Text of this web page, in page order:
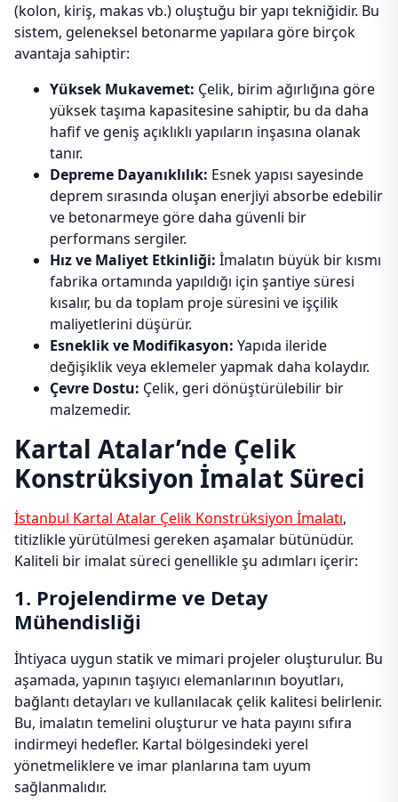
(kolon, kiriş, makas vb.) oluştuğu bir yapı tekniğidir. Bu
sistem, geleneksel betonarme yapılara göre birçok
avantaja sahiptir:
Yüksek Mukavemet: Çelik, birim ağırlığına göre
yüksek taşıma kapasitesine sahiptir, bu da daha
hafif ve geniş açıklıklı yapıların inşasına olanak
tanır.
Depreme Dayanıklılık: Esnek yapısı sayesinde
deprem sırasında oluşan enerjiyi absorbe edebilir
ve betonarmeye göre daha güvenli bir
performans sergiler.
Hız ve Maliyet Etkinliği: İmalatın büyük bir kısmı
fabrika ortamında yapıldığı için şantiye süresi
kısalır, bu da toplam proje süresini ve işçilik
maliyetlerini düşürür.
Esneklik ve Modifikasyon: Yapıda ileride
değişiklik veya eklemeler yapmak daha kolaydır.
Çevre Dostu: Çelik, geri dönüştürülebilir bir
malzemedir.
Kartal Atalar’nde Çelik
Konstrüksiyon İmalat Süreci
İstanbul Kartal Atalar Çelik Konstrüksiyon İmalatı,
titizlikle yürütülmesi gereken aşamalar bütünüdür.
Kaliteli bir imalat süreci genellikle şu adımları içerir:
1. Projelendirme ve Detay
Mühendisliği
İhtiyaca uygun statik ve mimari projeler oluşturulur. Bu
aşamada, yapının taşıyıcı elemanlarının boyutları,
bağlantı detayları ve kullanılacak çelik kalitesi belirlenir.
Bu, imalatın temelini oluşturur ve hata payını sıfıra
indirmeyi hedefler. Kartal bölgesindeki yerel
yönetmeliklere ve imar planlarına tam uyum
sağlanmalıdır.